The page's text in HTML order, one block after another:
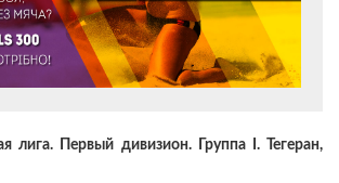
лига. Первый дивизион. Группа I. Тегеран,